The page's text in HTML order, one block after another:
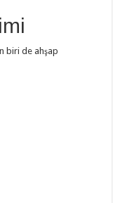
biri de ahşap